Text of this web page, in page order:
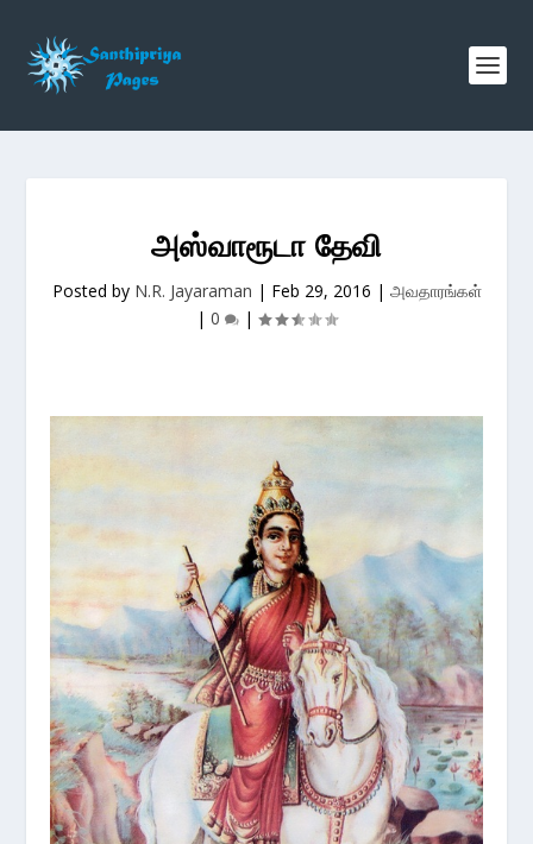
அஸ்வாரூடா தேவி
Posted by N.R. Jayaraman | Feb 29, 2016 | அவதாரங்கள்
| 0 |